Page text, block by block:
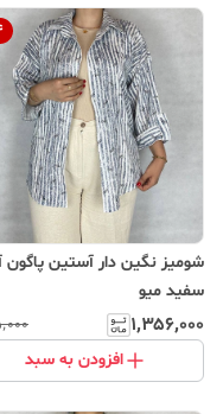
شومیز نگین دار آستین پاگون
سفید میو
۱٬۳۵۶٬۰۰۰
افزودن به سبد